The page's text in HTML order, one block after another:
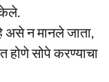
असे न मानले जाता,
होणे सोपे करण्याचा